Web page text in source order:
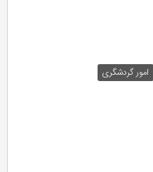
امور گردشگری